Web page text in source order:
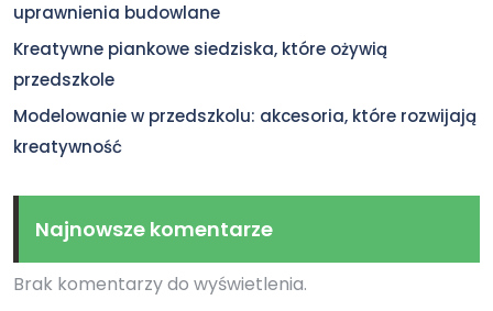
uprawnienia budowlane
Kreatywne piankowe siedziska, które ożywią
przedszkole
Modelowanie w przedszkolu: akcesoria, które rozwijają
kreatywność
Najnowsze komentarze
Brak komentarzy do wyświetlenia.